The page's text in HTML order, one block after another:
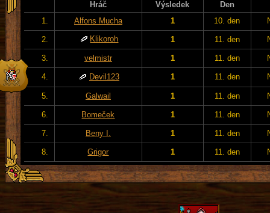
Hráč Výsledek
Den
1.
Alfons Mucha 1 10. den
2. Klikoroh 1 11. den
3. velmistr 1 11. den
4. Devil123 1 11. den
5. Galwail 1 11. den
6. Bomeček 1 11. den
7. Beny I. 1 11. den
8. Grigor 1 11. den